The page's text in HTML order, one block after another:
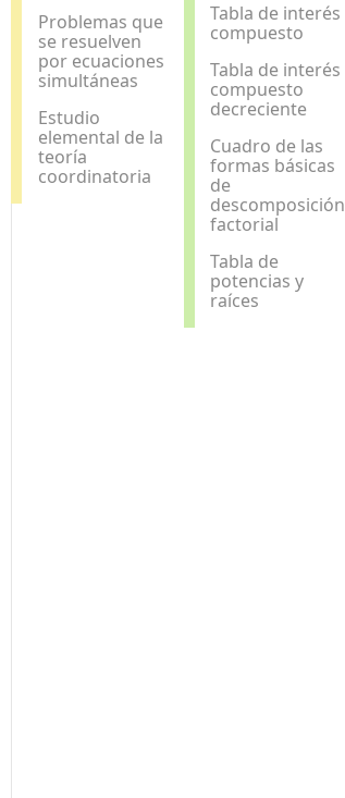
Problemas que
se resuelven
por ecuaciones
simultáneas
Estudio
elemental de la
teoría
coordinatoria
Tabla de interés
compuesto
Tabla de interés
compuesto
decreciente
Cuadro de las
formas básicas
de
descomposición
factorial
Tabla de
potencias y
raíces